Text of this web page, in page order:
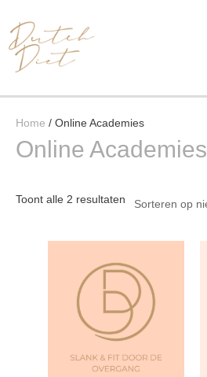
naar
de
inhoud
Home / Online Academies
Online Academies
Toont alle 2 resultaten
op
nieuwste